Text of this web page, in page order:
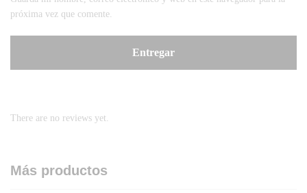
próxima vez que comente.
There are no reviews yet.
Más productos